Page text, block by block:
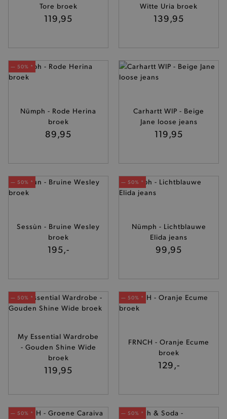
Tore broek
119,95
Witte Uria broek
139,95
— 50% *
Nümph - Rode Herina
broek
89,95
Carhartt WIP - Beige
Jane loose jeans
119,95
— 50% *
Sessùn - Bruine Wesley
broek
195,-
— 50% *
Nümph - Lichtblauwe
Elida jeans
99,95
— 50% *
My Essential Wardrobe
- Gouden Shine Wide
broek
119,95
— 50% *
FRNCH - Oranje Ecume
broek
129,-
— 50% * — 50% *